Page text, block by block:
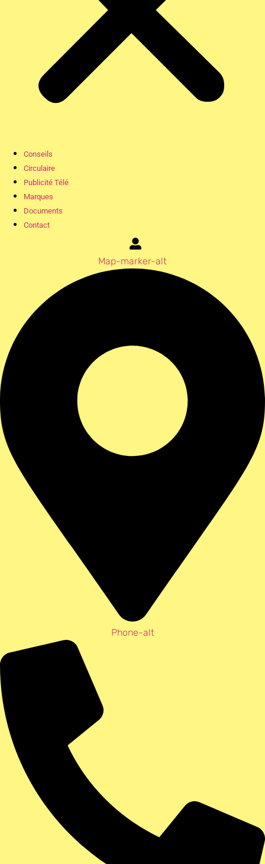
Conseils
Circulaire
Publicité Télé
Marques
Documents
Contact
Map-marker-alt
Phone-alt